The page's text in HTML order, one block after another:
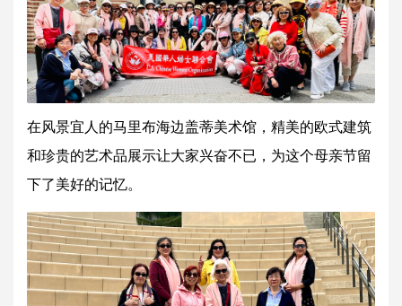
在风景宜人的马里布海边盖蒂美术馆，精美的欧式建筑
和珍贵的艺术品展示让大家兴奋不已，为这个母亲节留
下了美好的记忆。